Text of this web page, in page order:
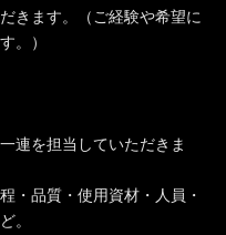
きます。（ご経験や希望に
。）
連を担当していただきま
・品質・使用資材・人員・
。